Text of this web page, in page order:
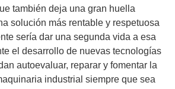
también deja una gran huella
solución más rentable y respetuosa
sería dar una segunda vida a esa
el desarrollo de nuevas tecnologías
autoevaluar, reparar y fomentar la
industrial siempre que sea